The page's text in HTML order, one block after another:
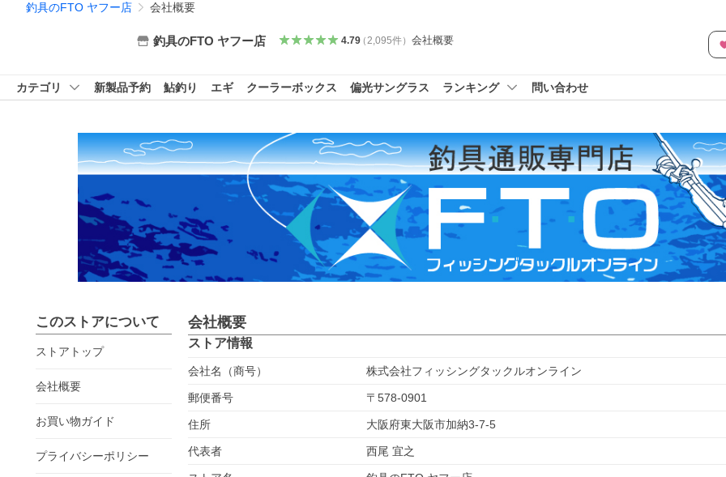
釣具のFTO ヤフー店 会社概要
釣具のFTO ヤフー店 4.79（ 2,095件） 会社概要
カテゴリ 新製品予約 鮎釣り エギ クーラーボックス 偏光サングラス ランキング 問い合わせ
このストアについて
ストアトップ
会社概要
お買い物ガイド
プライバシーポリシー
会社概要
ストア情報
会社名（商号） 株式会社フィッシングタックルオンライン
郵便番号 〒 578-0901
住所 大阪府東大阪市加納3-7-5
代表者 西尾 宜之